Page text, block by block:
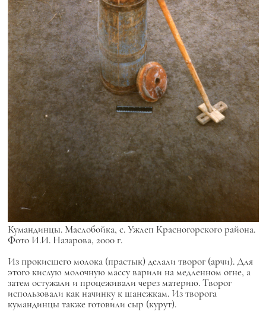
Кумандинцы. Маслобойка, с. Ужлеп Красногорского района.
Фото И.И. Назарова, 2000 г.
Из прокисшего молока (прастык) делали творог (арчи). Для
этого кислую молочную массу варили на медленном огне, а
затем остужали и процеживали через материю. Творог
использовали как начинку к шанежкам. Из творога
кумандинцы также готовили сыр (курут).